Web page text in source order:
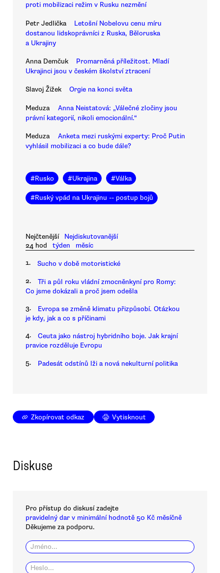
proti mobilizaci režim v Rusku nezmění
Petr Jedlička
Letošní Nobelovu cenu míru
dostanou lidskoprávníci z Ruska, Běloruska
a Ukrajiny
Anna Demčuk
Promarněná příležitost. Mladí
Ukrajinci jsou v českém školství ztracení
Slavoj Žižek Orgie na konci světa
Meduza
Anna Neistatová: „Válečné zločiny jsou
právní kategorií, nikoli emocionální.“
Meduza
Anketa mezi ruskými experty: Proč Putin
vyhlásil mobilizaci a co bude dále?
#Rusko #Ukrajina #Válka
#Ruský vpád na Ukrajinu -- postup bojů
Nejčtenější
Nejdiskutovanější
24 hod
týden měsíc
1. Sucho v době motoristické
2.
Tři a půl roku vládní zmocněnkyní pro Romy:
Co jsme dokázali a proč jsem odešla
3.
Evropa se změně klimatu přizpůsobí. Otázkou
je kdy, jak a co s příčinami
4.
Ceuta jako nástroj hybridního boje. Jak krajní
pravice rozděluje Evropu
5. Padesát odstínů lži a nová nekulturní politika
Zkopírovat odkaz Vytisknout
Diskuse
Pro přístup do diskusí zadejte
pravidelný dar v minimální hodnotě 50 Kč měsíčně
Děkujeme za podporu.